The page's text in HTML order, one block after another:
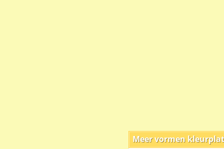
Meer vormen